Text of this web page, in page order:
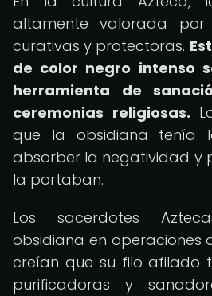
altamente valorada por
curativas y protectoras.
de color negro intenso
herramienta de
ceremonias religiosas.
que la obsidiana tenía
absorber la negatividad y
la portaban.
Los sacerdotes
obsidiana en operaciones
creían que su filo afilado
purificadoras y